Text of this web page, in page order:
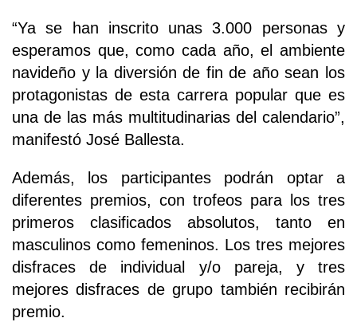
“Ya se han inscrito unas 3.000 personas y
esperamos que, como cada año, el ambiente
navideño y la diversión de fin de año sean los
protagonistas de esta carrera popular que es
una de las más multitudinarias del calendario”,
manifestó José Ballesta.
Además, los participantes podrán optar a
diferentes premios, con trofeos para los tres
primeros clasificados absolutos, tanto en
masculinos como femeninos. Los tres mejores
disfraces de individual y/o pareja, y tres
mejores disfraces de grupo también recibirán
premio.